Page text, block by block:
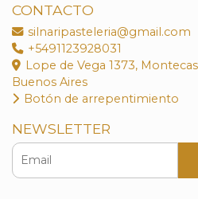
CONTACTO
silnaripasteleria@gmail.com
+5491123928031
Lope de Vega 1373,
Buenos Aires
Botón de arrepentimiento
NEWSLETTER